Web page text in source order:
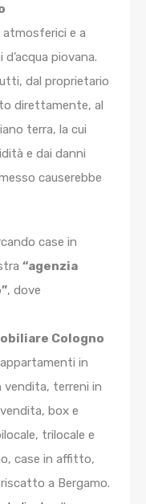
e a
piovana.
dal proprietario
direttamente, al
terra, la cui
e dai danni
causerebbe
case in
“agenzia
, dove
Cologno
in
vendita, terreni in
box e
trilocale e
case in affitto,
a Bergamo.